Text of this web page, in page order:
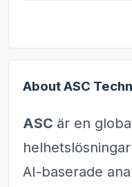
About ASC
ASC är en
AI-baserade